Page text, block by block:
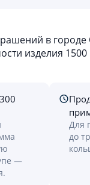
в городе
изделия 1500
—
Для
до